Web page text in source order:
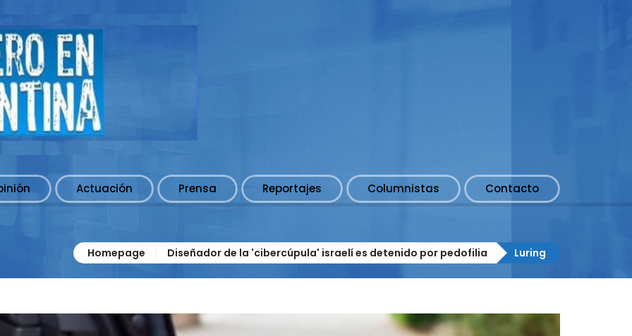
Actuación Prensa Reportajes Columnistas Contacto
Homepage Diseñador de la 'cibercúpula' israelí es detenido por pedofilia Luring